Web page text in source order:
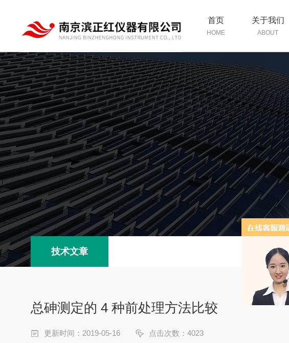
首页
HOME
关于我们
ABOUT
技术文章
总砷测定的 4 种前处理方法比较
更新时间：2019-05-16 点击次数：4023